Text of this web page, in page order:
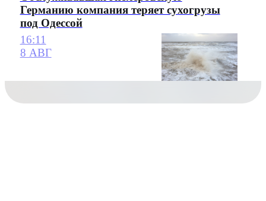
Германию компания теряет сухогрузы
под Одессой
16:11
8 АВГ